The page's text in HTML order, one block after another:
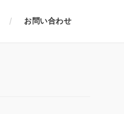
お問い合わせ